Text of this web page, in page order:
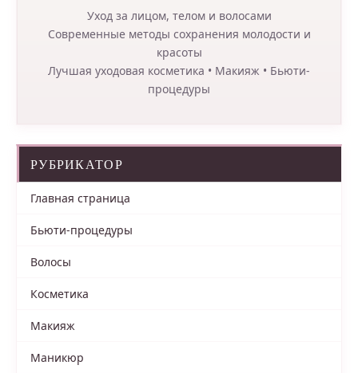
Уход за лицом, телом и волосами
Современные методы сохранения молодости и
красоты
Лучшая уходовая косметика • Макияж • Бьюти-
процедуры
РУБРИКАТОР
Главная страница
Бьюти-процедуры
Волосы
Косметика
Макияж
Маникюр